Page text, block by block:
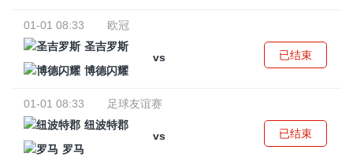
01-01 08:33
欧冠
圣吉罗斯
vs
博德闪耀
已结束
01-01 08:33
足球友谊赛
纽波特郡
vs
罗马
已结束